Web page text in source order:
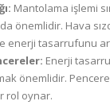
Mantolama işlemi
da önemlidir. Hava
enerji tasarrufunu
Enerji
önemlidir.
rol oynar.